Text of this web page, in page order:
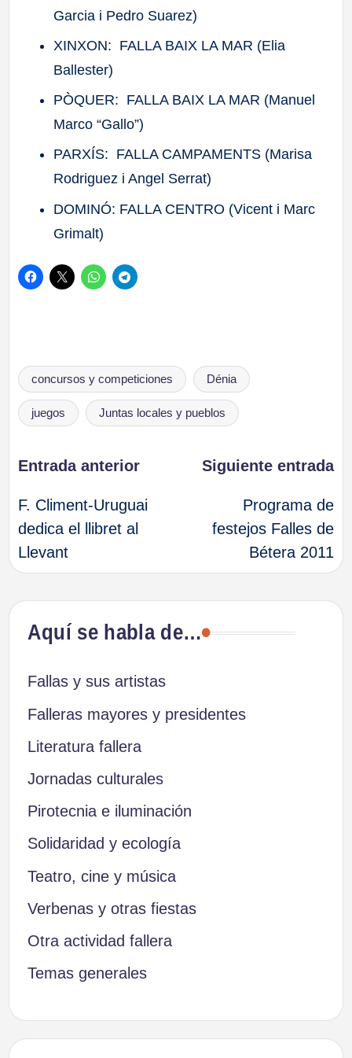
Garcia i Pedro Suarez)
XINXON: FALLA BAIX LA MAR (Elia
Ballester)
PÒQUER: FALLA BAIX LA MAR (Manuel
Marco “Gallo”)
PARXÍS: FALLA CAMPAMENTS (Marisa
Rodriguez i Angel Serrat)
DOMINÓ: FALLA CENTRO (Vicent i Marc
Grimalt)
Etiquetas:
concursos y competiciones Dénia
juegos Juntas locales y pueblos
Navegación
de
entradas
Entrada anterior
F. Climent-Uruguai
dedica el llibret al
Llevant
Siguiente entrada
Programa de
festejos Falles de
Bétera 2011
Aquí se habla de…
Fallas y sus artistas
Falleras mayores y presidentes
Literatura fallera
Jornadas culturales
Pirotecnia e iluminación
Solidaridad y ecología
Teatro, cine y música
Verbenas y otras fiestas
Otra actividad fallera
Temas generales